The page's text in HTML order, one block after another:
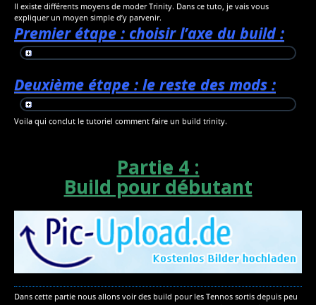
Il existe différents moyens de moder Trinity. Dans ce tuto, je vais vous
expliquer un moyen simple d’y parvenir.
Premier étape : choisir l’axe du build :
Deuxième étape : le reste des mods :
Voila qui conclut le tutoriel comment faire un build trinity.
Partie 4 :
Build pour débutant
Dans cette partie nous allons voir des build pour les Tennos sortis depuis peu